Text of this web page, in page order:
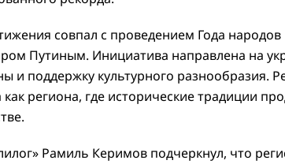
совпал с проведением Года
Путиным. Инициатива направлена на
и поддержку культурного разнообразия.
как региона, где исторические традиции
Рамиль Керимов подчеркнул, что